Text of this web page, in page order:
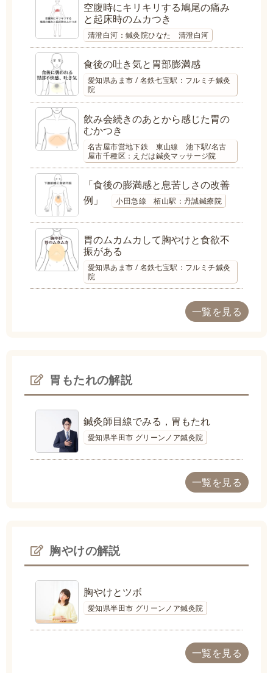
空腹時にキリキリする鳩尾の痛み
と起床時のムカつき
清澄白河：鍼灸院ひなた 清澄白河
食後の吐き気と胃部膨満感
愛知県あま市 / 名鉄七宝駅：フルミチ鍼灸
院
飲み会続きのあとから感じた胃の
むかつき
名古屋市営地下鉄 東山線 池下駅/名古
屋市千種区：えだは鍼灸マッサージ院
「食後の膨満感と息苦しさの改善
例」
小田急線 栢山駅：丹誠鍼療院
胃のムカムカして胸やけと食欲不
振がある
愛知県あま市 / 名鉄七宝駅：フルミチ鍼灸
院
一覧を見る
胃もたれの解説
鍼灸師目線でみる，胃もたれ
愛知県半田市 グリーンノア鍼灸院
一覧を見る
胸やけの解説
胸やけとツボ
愛知県半田市 グリーンノア鍼灸院
一覧を見る